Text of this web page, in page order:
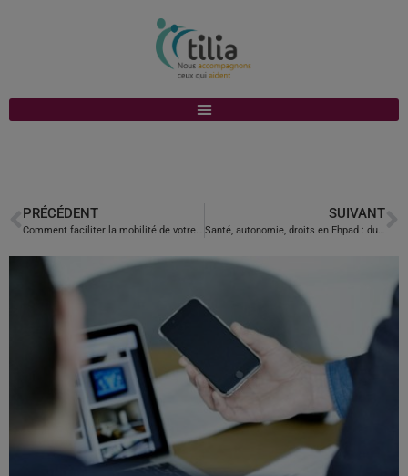
PRÉCÉDENT
Comment faciliter la mobilité de votre proche ?
SUIVANT
Santé, autonomie, droits en Ehpad : du nouveau pour les aidants en 2023